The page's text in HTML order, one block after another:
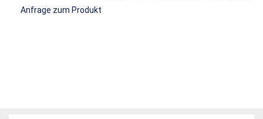
Anfrage zum Produkt